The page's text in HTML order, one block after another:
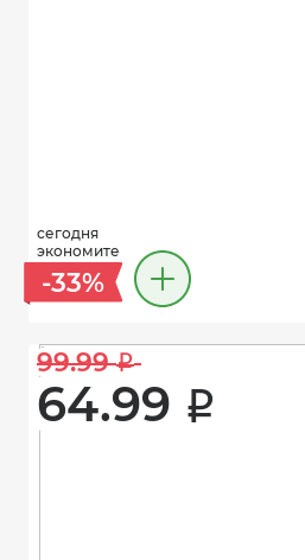
сегодня
экономите
-33%
99.99 i
64.99 i